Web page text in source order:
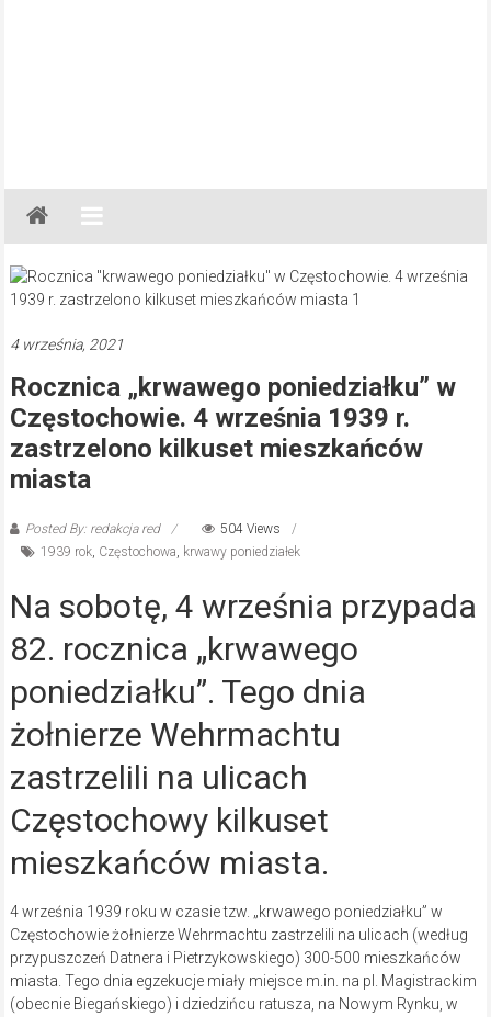
Gazeta
Regionalna
Częstochowa,
Kłobuck,
Myszków
4 września, 2021
Rocznica „krwawego poniedziałku” w
Częstochowie. 4 września 1939 r.
zastrzelono kilkuset mieszkańców
miasta
Posted By: redakcja red
504 Views
1939 rok, Częstochowa, krwawy poniedziałek
Na sobotę, 4 września przypada
82. rocznica „krwawego
poniedziałku”. Tego dnia
żołnierze Wehrmachtu
zastrzelili na ulicach
Częstochowy kilkuset
mieszkańców miasta.
4 września 1939 roku w czasie tzw. „krwawego poniedziałku” w
Częstochowie żołnierze Wehrmachtu zastrzelili na ulicach (według
przypuszczeń Datnera i Pietrzykowskiego) 300-500 mieszkańców
miasta. Tego dnia egzekucje miały miejsce m.in. na pl. Magistrackim
(obecnie Biegańskiego) i dziedzińcu ratusza, na Nowym Rynku, w